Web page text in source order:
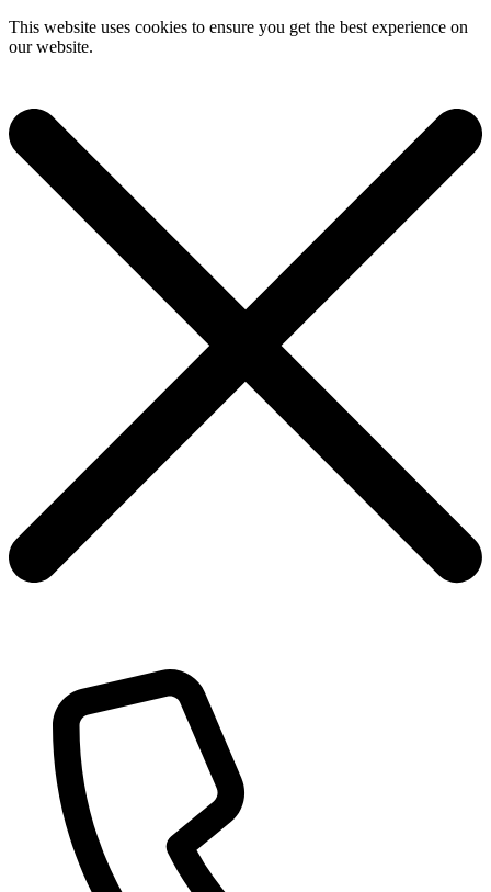
This website uses cookies to ensure you get the best experience on
our website.